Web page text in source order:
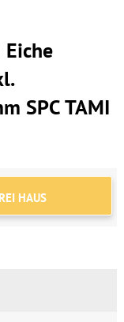
SPC TAMI
HAUS